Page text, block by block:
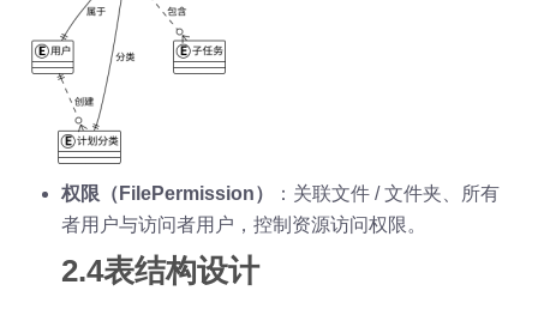
权限（FilePermission）
：关联文件 / 文件夹、所有
者用户与访问者用户，控制资源访问权限。
2.4表结构设计